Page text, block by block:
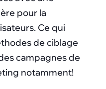
pour la
Ce qui
de ciblage
campagnes de
notamment!